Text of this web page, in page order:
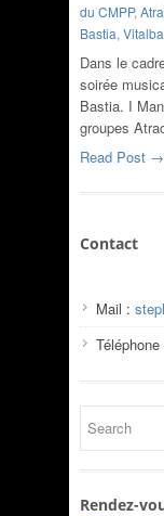
du CMPP,
Bastia, Vitalba
Dans le
soirée
Bastia. I
groupes
Read Post →
Contact
Mail :
Rendez-